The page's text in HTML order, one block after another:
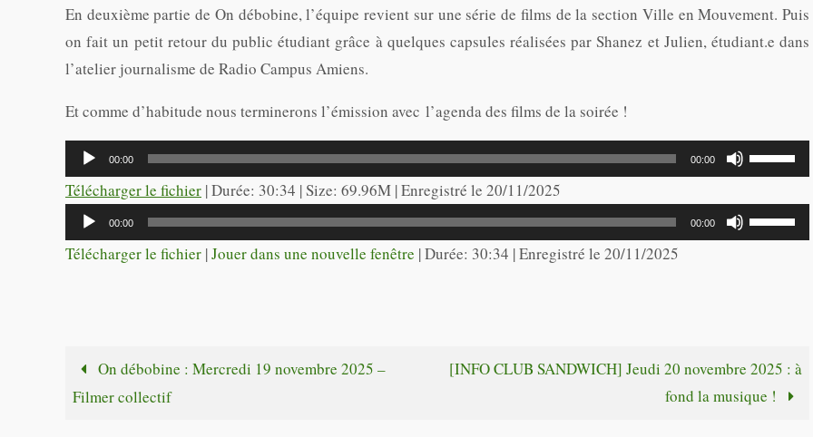
En deuxième partie de On débobine, l’équipe revient sur une série de films de la section Ville en Mouvement. Puis
on fait un petit retour du public étudiant grâce à quelques capsules réalisées par Shanez et Julien, étudiant.e dans
l’atelier journalisme de Radio Campus Amiens.
Et comme d’habitude nous terminerons l’émission avec l’agenda des films de la soirée !
Lecteur
audio
00:00 00:00
Utilisez
les
flèches
le
volume.
Télécharger le fichier | Durée: 30:34 | Size: 69.96M | Enregistré le 20/11/2025
Lecteur
audio
00:00 00:00
Utilisez
les
ou
diminuer
Télécharger le fichier |Jouer dans une nouvelle fenêtre |Durée: 30:34 |Enregistré le 20/11/2025
On débobine : Mercredi 19 novembre 2025 –
Filmer collectif
[INFO CLUB SANDWICH] Jeudi 20 novembre 2025 : à
fond la musique !